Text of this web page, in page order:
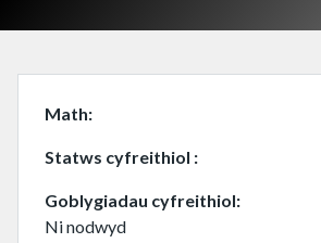
Math
Statws cyfreithiol
Goblygiadau cyfreithiol
Ni nodwyd